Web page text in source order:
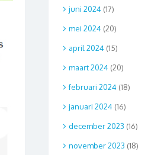
juni 2024 (17)
mei 2024 (20)
april 2024 (15)
maart 2024 (20)
februari 2024 (18)
januari 2024 (16)
december 2023 (16)
november 2023 (18)